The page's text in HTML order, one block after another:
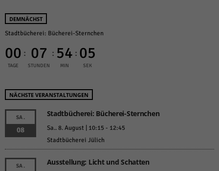
DEMNÄCHST
Stadtbücherei: Bücherei-Sternchen
00
TAGE
: 07
STUNDEN
: 54
MIN
: 05
SEK
NÄCHSTE VERANSTALTUNGEN
SA.
08
Stadtbücherei: Bücherei-Sternchen
Sa.. 8. August | 10:15 - 12:45
Stadtbücherei Jülich
SA. Ausstellung: Licht und Schatten